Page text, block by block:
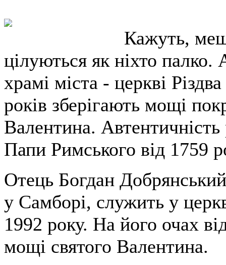
Кажуть,
цілуються як ніхто
храмі міста - церкві
років зберігають мощі
Валентина. Автентичність
Папи Римського від 1759
Отець Богдан
у Самборі, служить у
1992 року. На його очах
мощі святого Валентина.